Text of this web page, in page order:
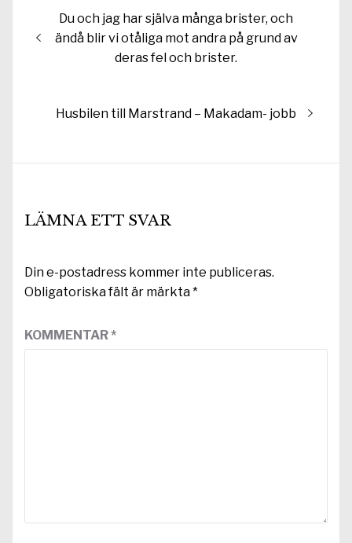
Inläggsnavigering
Föregående
inlägg:
Du och jag har själva många brister, och
ändå blir vi otåliga mot andra på grund av
deras fel och brister.
Nästa
Husbilen till Marstrand – Makadam- jobb
LÄMNA ETT SVAR
Din e-postadress kommer inte publiceras.
Obligatoriska fält är märkta*
KOMMENTAR*